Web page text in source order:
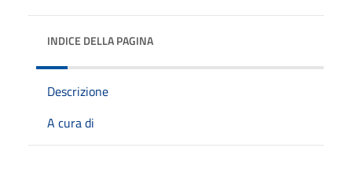
INDICE DELLA PAGINA
Descrizione
A cura di